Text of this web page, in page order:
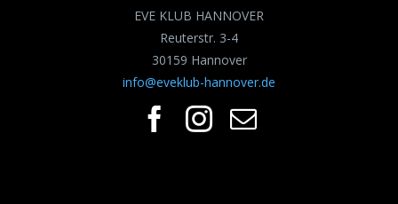
EVE KLUB HANNOVER
Reuterstr. 3-4
30159 Hannover
info@eveklub-hannover.de